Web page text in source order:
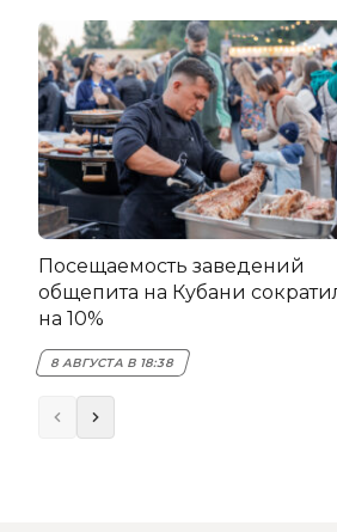
Посещаемость заведений
общепита на Кубани
на 10%
8 АВГУСТА В 18:38